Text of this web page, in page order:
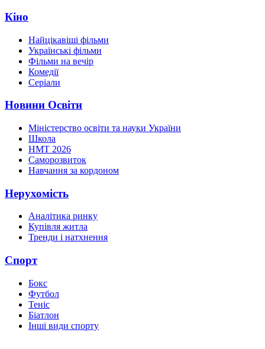
Кіно
Найцікавіші фільми
Українські фільми
Фільми на вечір
Комедії
Серіали
Новини Освіти
Міністерство освіти та науки України
Школа
НМТ 2026
Саморозвиток
Навчання за кордоном
Нерухомість
Аналітика ринку
Купівля житла
Тренди і натхнення
Спорт
Бокс
Футбол
Теніс
Біатлон
Інші види спорту